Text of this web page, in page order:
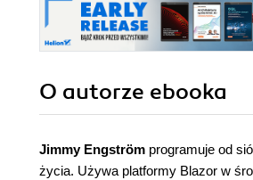
O autorze ebooka
Jimmy Engström programuje od
życia. Używa platformy Blazor w